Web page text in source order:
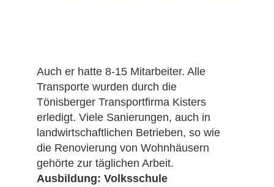
Auch er hatte 8-15 Mitarbeiter. Alle
Transporte wurden durch die
Tönisberger Transportfirma Kisters
erledigt. Viele Sanierungen, auch in
landwirtschaftlichen Betrieben, so wie
die Renovierung von Wohnhäusern
gehörte zur täglichen Arbeit.
Ausbildung: Volksschule